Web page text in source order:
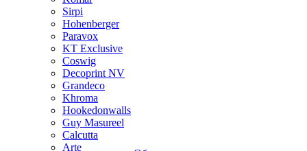
Sirpi
Hohenberger
Paravox
KT Exclusive
Coswig
Decoprint NV
Grandeco
Khroma
Hookedonwalls
Guy Masureel
Calcutta
Arte